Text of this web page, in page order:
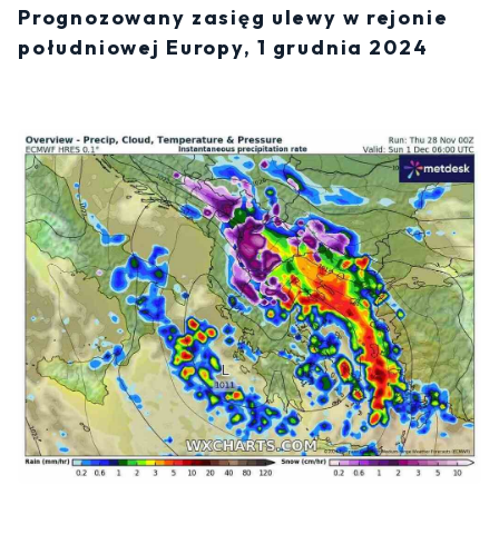
Prognozowany zasięg ulewy w rejonie
południowej Europy, 1 grudnia 2024